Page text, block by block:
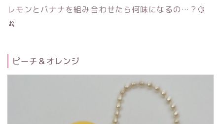
レモンとバナナを組み合わせたら何味になるの…？🍋
🍌
ピーチ＆オレンジ